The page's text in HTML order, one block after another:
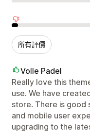
中立評論
負面評論
所有評價
Volle Padel
Really love this
use. We have
store. There is
and mobile user
upgrading to the